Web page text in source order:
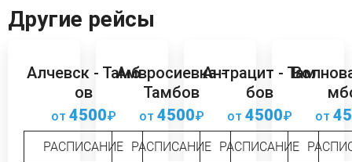
Другие рейсы
Алчевск - Тамб
ов
от 4500₽
РАСПИСАНИЕ
Амвросиевка -
Тамбов
от 4500₽
РАСПИСАНИЕ
Антрацит - Там
бов
от 4500₽
РАСПИСАНИЕ
от